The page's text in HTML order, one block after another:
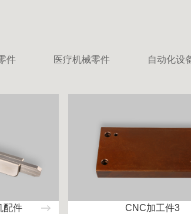
件 医疗机械零件 自动化设
配件 CNC加工件3